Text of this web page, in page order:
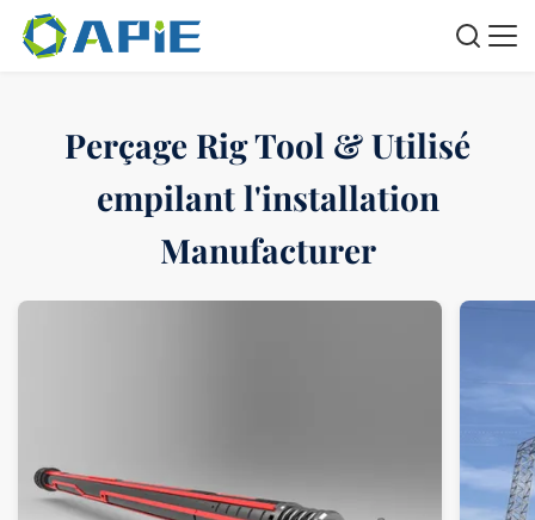
Perçage Rig Tool & Utilisé
empilant l'installation
Manufacturer